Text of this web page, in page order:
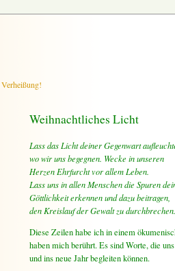
Verheißung!
Weihnachtliches Licht
Lass das Licht deiner Gegenwart
wo wir uns begegnen. Wecke in unseren
Herzen Ehrfurcht vor allem Leben.
Lass uns in allen Menschen die Spuren
Göttlichkeit erkennen und dazu beitragen,
den Kreislauf der Gewalt zu durchbrechen.
Diese Zeilen habe ich in einem
haben mich berührt. Es sind Worte, die
und ins neue Jahr begleiten können.